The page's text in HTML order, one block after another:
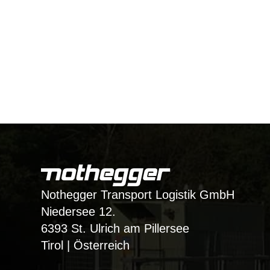
Nothegger Transport Logistik GmbH
Niedersee 12.
6393 St. Ulrich am Pillersee
Tirol | Österreich